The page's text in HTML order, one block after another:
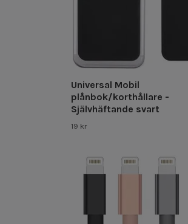
Universal Mobil
plånbok/korthållare -
Självhäftande svart
19 kr